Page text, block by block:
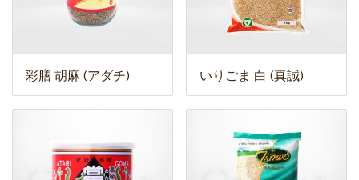
彩膳 胡麻 (アダチ) いりごま 白 (真誠)